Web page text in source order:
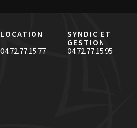
LOCATION
SYNDIC ET
GESTION
04.72.77.15.77 04.72.77.15.95